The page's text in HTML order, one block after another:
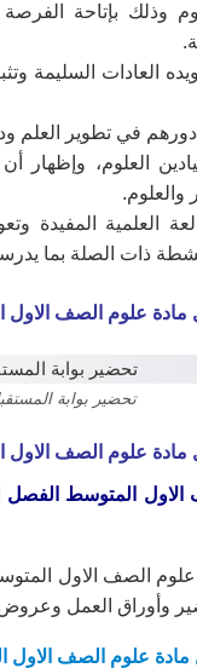
وذلك بإتاحة
العادات السليمة
دورهم في تطوير
العلوم،
والعلوم.
العلمية المفيدة
ذات الصلة بما
مادة علوم الصف الاول
تحضير بوابة
مادة علوم الصف الاول
المتوسط الفصل
الصف الاول
وأوراق العمل وعروض
مادة علوم الصف الاول